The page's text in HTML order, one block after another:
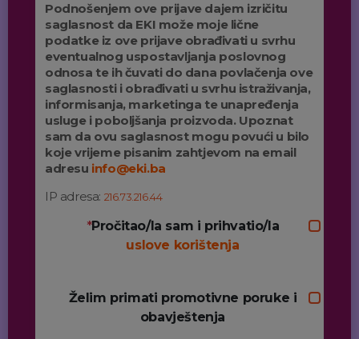
Podnošenjem ove prijave dajem izričitu
saglasnost da EKI može moje lične
podatke iz ove prijave obrađivati u svrhu
eventualnog uspostavljanja poslovnog
odnosa te ih čuvati do dana povlačenja ove
saglasnosti i obrađivati u svrhu istraživanja,
informisanja, marketinga te unapređenja
usluge i poboljšanja proizvoda. Upoznat
sam da ovu saglasnost mogu povući u bilo
koje vrijeme pisanim zahtjevom na email
adresu info@eki.ba
IP adresa: 216.73.216.44
*Pročitao/la sam i prihvatio/la
uslove korištenja
Želim primati promotivne poruke i
obavještenja